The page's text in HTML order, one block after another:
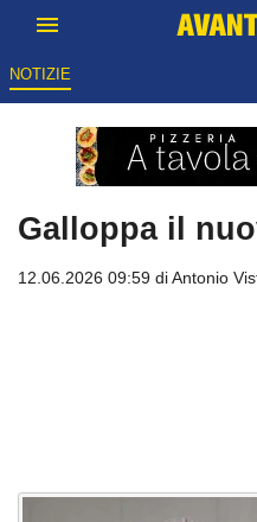
NOTIZIE
Galloppa il
12.06.2026 09:59 diAntonio